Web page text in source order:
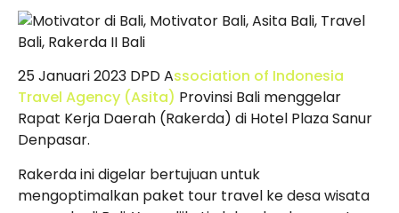
25 Januari 2023 DPD Association of Indonesia
Travel Agency (Asita) Provinsi Bali menggelar
Rapat Kerja Daerah (Rakerda) di Hotel Plaza Sanur
Denpasar.
Rakerda ini digelar bertujuan untuk
mengoptimalkan paket tour travel ke desa wisata